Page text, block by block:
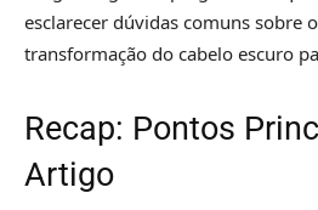
esclarecer dúvidas comuns sobre
transformação do cabelo escuro
Recap: Pontos
Artigo